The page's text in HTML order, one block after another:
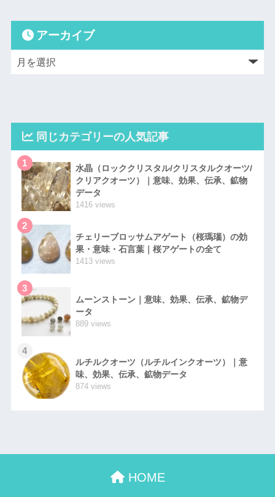
アーカイブ
同じカテゴリーの人気記事
1
水晶（ロッククリスタル/クリスタルクオーツ/
クリアクオーツ）｜意味、効果、伝承、鉱物
データ
1416 views
2
チェリーブロッサムアゲート（桜瑪瑙）の効
果・意味・石言葉｜桜アゲートの全て
1413 views
3
ムーンストーン｜意味、効果、伝承、鉱物デ
ータ
889 views
4
ルチルクオーツ（ルチルインクオーツ）｜意
味、効果、伝承、鉱物データ
874 views
HOME